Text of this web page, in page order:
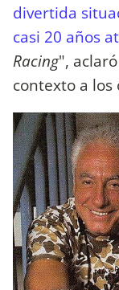
divertida
casi 20 años
Racing",
contexto a